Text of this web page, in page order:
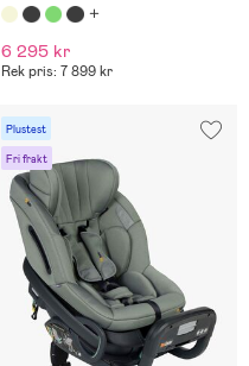
6 295 kr
Rek pris: 7 899 kr
Plustest
Fri frakt